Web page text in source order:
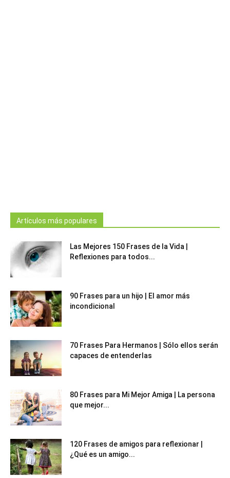
Artículos más populares
Las Mejores 150 Frases de la Vida |
Reflexiones para todos...
90 Frases para un hijo | El amor más
incondicional
70 Frases Para Hermanos | Sólo ellos serán
capaces de entenderlas
80 Frases para Mi Mejor Amiga | La persona
que mejor...
120 Frases de amigos para reflexionar |
¿Qué es un amigo...